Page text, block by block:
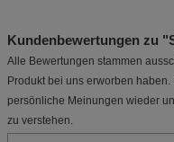
Kundenbewertungen zu
Alle Bewertungen stammen
Produkt bei uns erworben
persönliche Meinungen wieder
zu verstehen.